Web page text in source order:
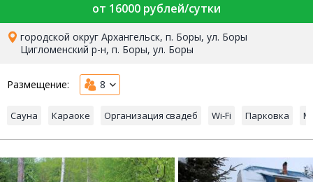
от 16000 рублей/сутки
городской округ Архангельск, п. Боры, ул. Боры
Цигломенский р-н, п. Боры, ул. Боры
Размещение: 8
Сауна Караоке Организация свадеб Wi-Fi Парковка